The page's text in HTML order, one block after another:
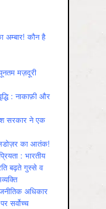
अम्बार! कौन है
मज़दूरी
: नाकाफ़ी और
सरकार ने एक
का आतंक!
: भारतीय
बढ़ते गुस्‍से व
अधिकार
सर्वोच्च